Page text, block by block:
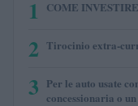
1 COME
2 Tirocinio extra-
3 Per le auto usate
concessionaria o